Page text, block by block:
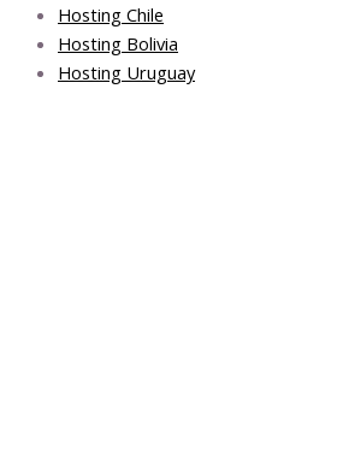
Hosting Chile
Hosting Bolivia
Hosting Uruguay